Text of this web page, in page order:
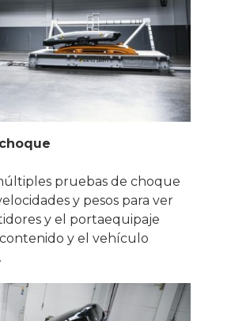
pruebas de choque
y pesos para ver
y el portaequipaje
y el vehículo